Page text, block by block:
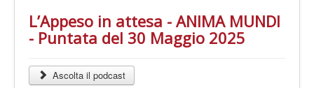
L’Appeso in attesa - ANIMA MUNDI
- Puntata del 30 Maggio 2025
Ascolta il podcast